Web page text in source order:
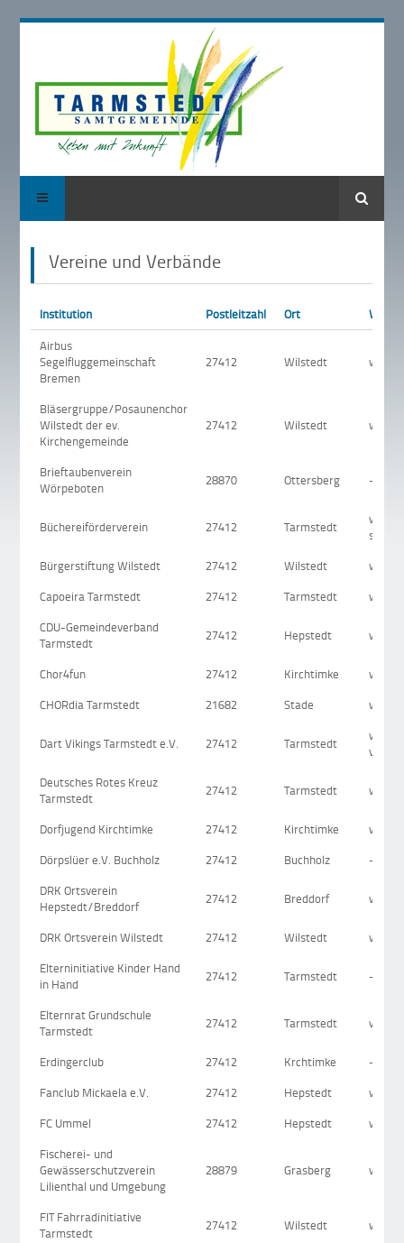
Suche
Vereine und Verbände
Institution Postleitzahl Ort
Airbus
Segelfluggemeinschaft
Bremen
27412 Wilstedt
Bläsergruppe/Posaunenchor
Wilstedt der ev.
Kirchengemeinde
27412 Wilstedt
Brieftaubenverein
Wörpeboten
28870 Ottersberg -
Büchereiförderverein 27412 Tarmstedt
start/
Bürgerstiftung Wilstedt
27412 Wilstedt
Capoeira Tarmstedt
27412 Tarmstedt
CDU-Gemeindeverband
Tarmstedt
27412 Hepstedt
Chor4fun 27412 Kirchtimke
CHORdia Tarmstedt
21682 Stade
Dart Vikings Tarmstedt e.V. 27412 Tarmstedt
vikings
Deutsches Rotes Kreuz
Tarmstedt
27412 Tarmstedt
Dorfjugend Kirchtimke 27412 Kirchtimke
Dörpslüer e.V. Buchholz
27412 Buchholz
-
DRK Ortsverein
Hepstedt/Breddorf
27412 Breddorf
DRK Ortsverein Wilstedt 27412 Wilstedt
Elterninitiative Kinder Hand
in Hand
27412 Tarmstedt -
Elternrat Grundschule
Tarmstedt
27412 Tarmstedt
Erdingerclub 27412 Krchtimke
-
Fanclub Mickaela e.V.
27412 Hepstedt
FC Ummel
27412 Hepstedt
Fischerei- und
Gewässerschutzverein
Lilienthal und Umgebung
28879 Grasberg
FIT Fahrradinitiative
Tarmstedt
27412 Wilstedt